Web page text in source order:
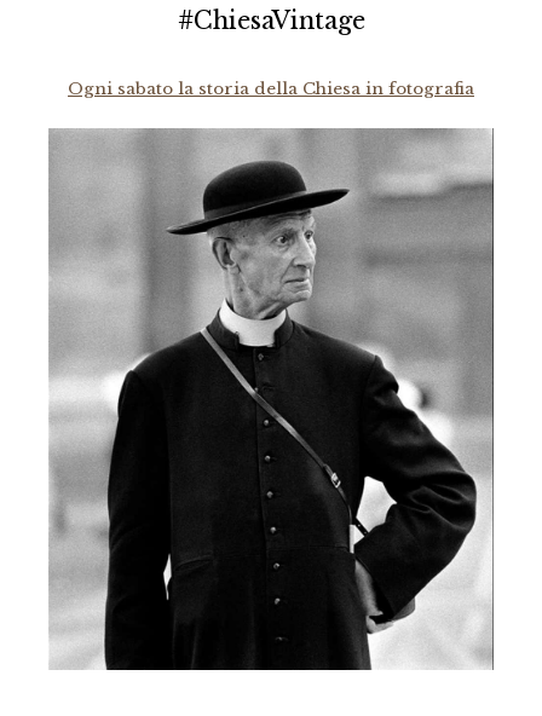
#ChiesaVintage
Ogni sabato la storia della Chiesa in fotografia